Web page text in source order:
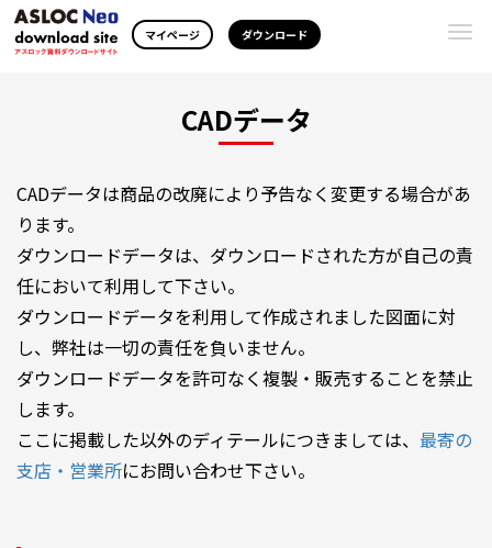
マイページ ダウンロード
CADデータ
CADデータは商品の改廃により予告なく変更する場合があ
ります。
ダウンロードデータは、ダウンロードされた方が自己の責
任において利用して下さい。
ダウンロードデータを利用して作成されました図面に対
し、弊社は一切の責任を負いません。
ダウンロードデータを許可なく複製・販売することを禁止
します。
ここに掲載した以外のディテールにつきましては、 最寄の
支店・営業所にお問い合わせ下さい。